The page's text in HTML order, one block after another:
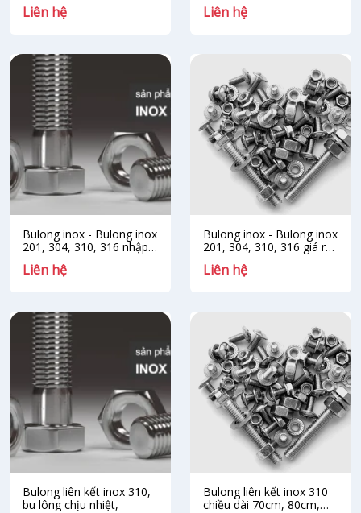
Liên hệ Liên hệ
Bulong inox - Bulong inox
201, 304, 310, 316 nhập
Liên hệ
Bulong inox - Bulong inox
201, 304, 310, 316 giá rẻ,
Liên hệ
Bulong liên kết inox 310,
bu lông chịu nhiệt,
Bulong liên kết inox 310
chiều dài 70cm, 80cm,